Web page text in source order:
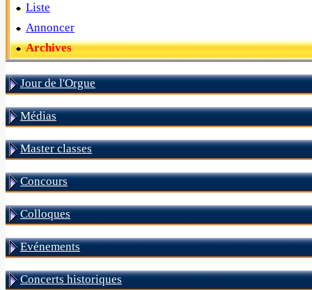
Liste
Annoncer
Archives
Jour de l'Orgue
Médias
Master classes
Concours
Colloques
Evénements
Concerts historiques